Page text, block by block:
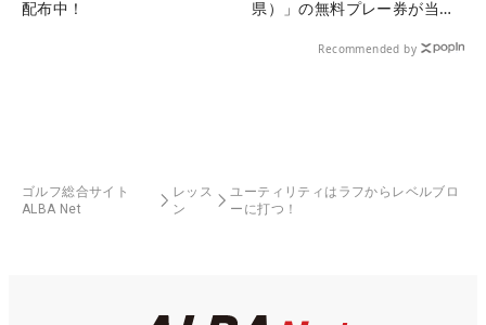
配布中！
県）」の無料プレー券が当た
Recommended by
ゴルフ総合サイト
ALBA Net
レッス
ン
ユーティリティはラフからレベルブロ
ーに打つ！